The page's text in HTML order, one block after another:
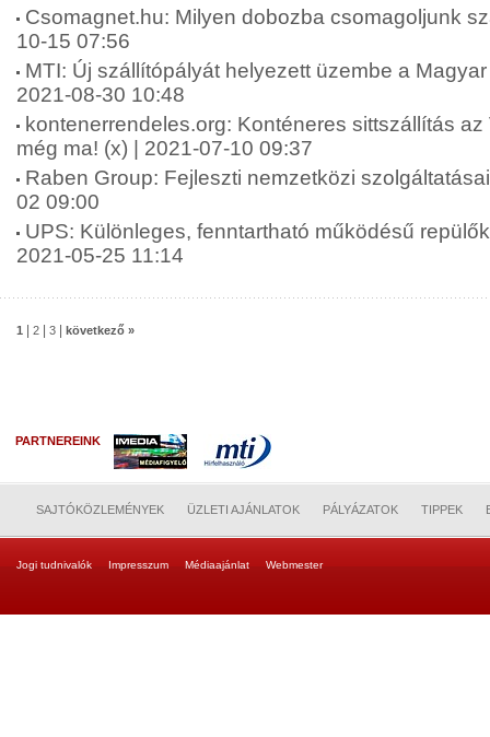
Csomagnet.hu: Milyen dobozba csomagoljunk
10-15 07:56
MTI: Új szállítópályát helyezett üzembe a
2021-08-30 10:48
kontenerrendeles.org: Konténeres sittszállítás az
még ma! (x) | 2021-07-10 09:37
Raben Group: Fejleszti nemzetközi
02 09:00
UPS: Különleges, fenntartható működésű
2021-05-25 11:14
1 2 3 következő »
PARTNEREINK
SAJTÓKÖZLEMÉNYEK ÜZLETI AJÁNLATOK PÁLYÁZATOK TIPPEK
Jogi tudnivalók Impresszum Médiaajánlat Webmester